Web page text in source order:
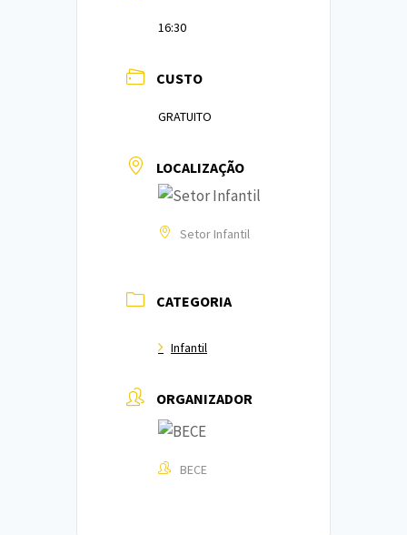
16:30
CUSTO
GRATUITO
LOCALIZAÇÃO
Setor Infantil
CATEGORIA
Infantil
ORGANIZADOR
BECE